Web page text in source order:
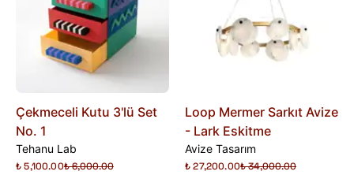
Çekmeceli Kutu 3'lü Set
No. 1
Tehanu Lab
₺ 5,100.00₺ 6,000.00
Loop Mermer Sarkıt Avize
- Lark Eskitme
Avize Tasarım
₺ 27,200.00₺ 34,000.00